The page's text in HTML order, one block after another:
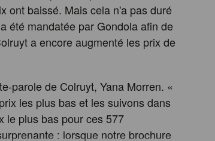
ont baissé. Mais cela n'a pas duré
été mandatée par Gondola afin de
a encore augmenté les prix de
parole de Colruyt, Yana Morren. «
les plus bas et les suivons dans
le plus bas pour ces 577
: lorsque notre brochure